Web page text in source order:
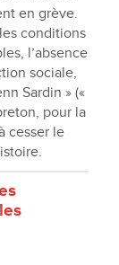
en grève.
conditions
lʼabsence
sociale,
Sardin » («
pour la
cesser le